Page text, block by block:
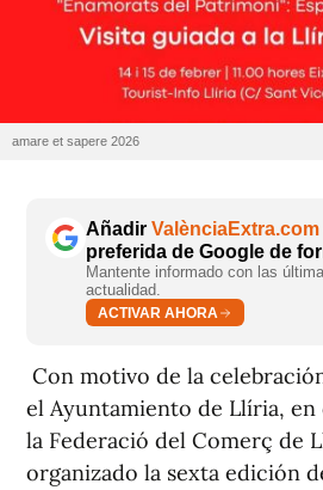
amare et sapere 2026
Añadir ValènciaExtra.com
preferida de Google de
Mantente informado con las
actualidad.
ACTIVAR AHORA
Con motivo de la
el Ayuntamiento de Llíria,
la Federació del Comerç de
organizado la sexta edición